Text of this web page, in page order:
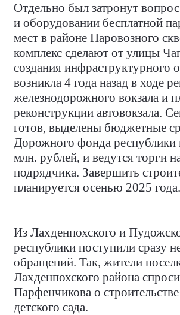
Отдельно был затронут
и оборудовании бесплатной
мест в районе Паровозного
комплекс сделают от улицы
создания инфраструктурного
возникла 4 года назад в ходе
железнодорожного вокзала и
реконструкции автовокзала.
готов, выделены бюджетные
Дорожного фонда республики
млн. рублей, и ведутся торги
подрядчика. Завершить
планируется осенью 2025 года.
Из Лахденпохского и
республики поступили сразу
обращений. Так, жители
Лахденпохского района
Парфенчикова о
детского сада.